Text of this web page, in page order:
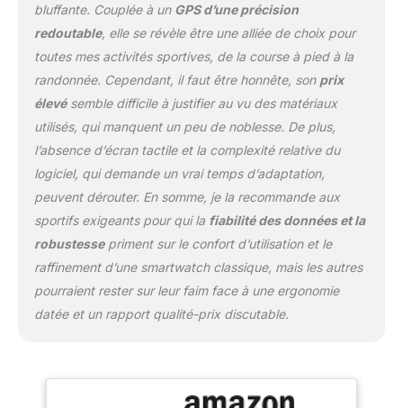
matinal, statut VFC,
oxymètres de pouls,
Body Battery, le niveau
de stress et de
sommeil… Fonctions
suivi des appels et SMS,
météo, Connect IQ ,
détection d’incident et
assistance…
bluffante. Couplée à un GPS d’une précision
redoutable, elle se révèle être une alliée de choix pour
toutes mes activités sportives, de la course à pied à la
randonnée. Cependant, il faut être honnête, son prix
élevésemble difficile à justifier au vu des matériaux
utilisés, qui manquent un peu de noblesse. De plus,
l’absence d’écran tactile et la complexité relative du
logiciel, qui demande un vrai temps d’adaptation,
peuvent dérouter. En somme, je la recommande aux
sportifs exigeants pour qui la fiabilité des données et la
robustessepriment sur le confort d’utilisation et le
raffinement d’une smartwatch classique, mais les autres
pourraient rester sur leur faim face à une ergonomie
datée et un rapport qualité-prix discutable.